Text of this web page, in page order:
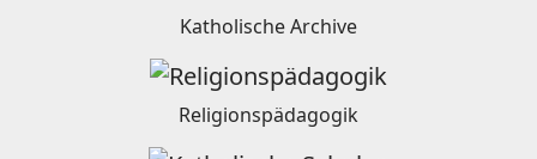
Katholische Archive
Religionspädagogik